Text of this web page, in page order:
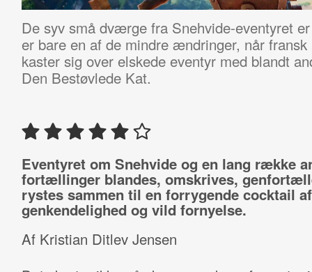
De syv små dværge fra Snehvide-eventyret
er bare en af de mindre ændringer, når
kaster sig over elskede eventyr med blandt
Den Bestøvlede Kat.
Eventyret om Snehvide og en lang række
fortællinger blandes, omskrives,
rystes sammen til en forrygende cocktail af
genkendelighed og vild fornyelse.
Af Kristian Ditlev Jensen